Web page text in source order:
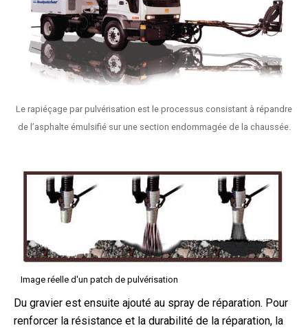
Le rapiéçage par pulvérisation est le processus consistant à répandre
de l’asphalte émulsifié sur une section endommagée de la chaussée.
Image réelle d'un patch de pulvérisation
Du gravier est ensuite ajouté au spray de réparation. Pour
renforcer la résistance et la durabilité de la réparation, la